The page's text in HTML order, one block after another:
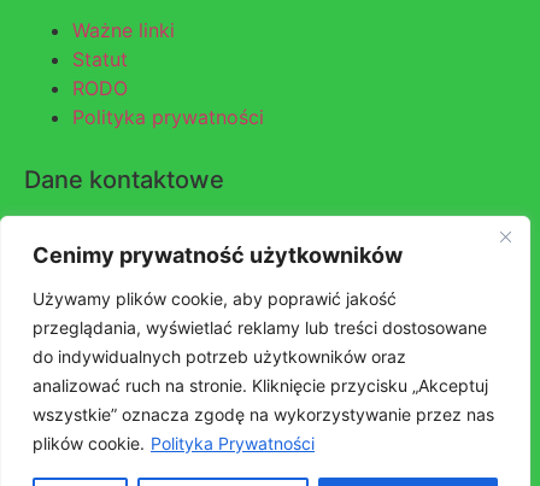
Cenimy prywatność użytkowników
Używamy plików cookie, aby poprawić jakość
przeglądania, wyświetlać reklamy lub treści dostosowane
do indywidualnych potrzeb użytkowników oraz
analizować ruch na stronie. Kliknięcie przycisku „Akceptuj
wszystkie” oznacza zgodę na wykorzystywanie przez nas
plików cookie. Polityka Prywatności
Ważne linki
Statut
RODO
Polityka prywatności
Dane kontaktowe
Adres:ul. Józefa Piłsudskiego 4, 44-200 Rybnik
Telefon:
32 422 36 53
Komórka: 601 468 914